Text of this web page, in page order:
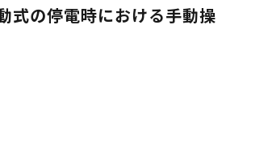
式の停電時における手動操